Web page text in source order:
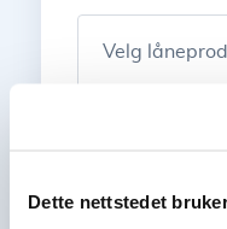
Dette nettstedet
Velg